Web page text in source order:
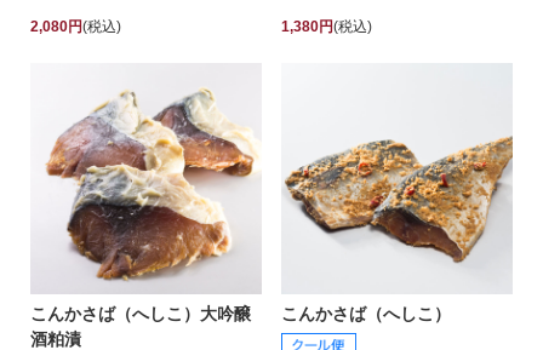
2,080円(税込) 1,380円(税込)
こんかさば（へしこ）大吟醸
酒粕漬
こんかさば（へしこ）